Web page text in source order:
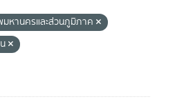
มหานครและส่วนภูมิภาค